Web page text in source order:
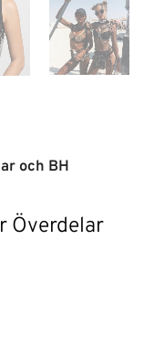
och BH
Överdelar